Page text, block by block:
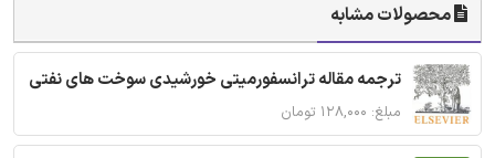
محصولات مشابه
ترجمه مقاله ترانسفورمیتی خورشیدی سوخت های نفتی
مبلغ: ۱۲۸,۰۰۰ تومان